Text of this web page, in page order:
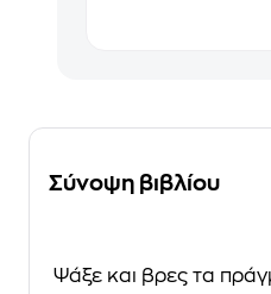
Σύνοψη βιβλίου
Ψάξε και βρες τα